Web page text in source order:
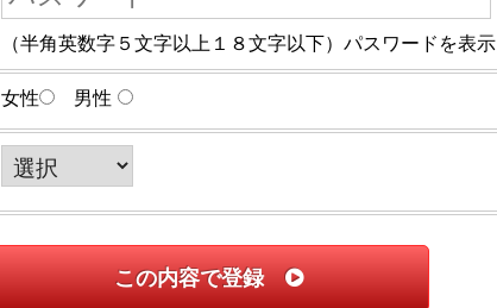
（半角英数字５文字以上１８文字以下）パスワードを表示
女性 男性
この内容で登録